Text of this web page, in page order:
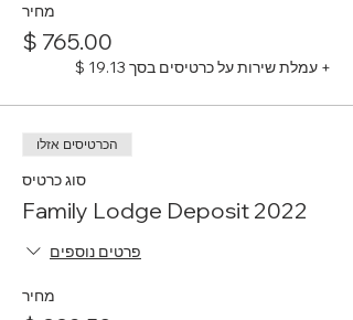
מחיר
+ עמלת שירות על כרטיסים בסך ‏19.13 ‏$
הכרטיסים אזלו
סוג כרטיס
2022 Family Lodge Deposit
פרטים נוספים
מחיר